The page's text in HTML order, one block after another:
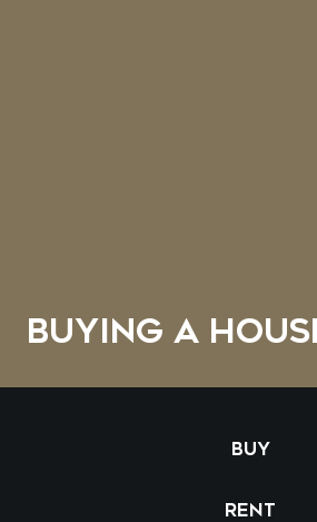
BUYING A
BUY
RENT